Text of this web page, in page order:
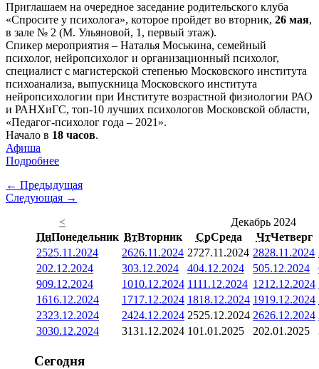
Приглашаем на очередное заседание родительского клуба
«Спросите у психолога», которое пройдет во вторник, 26 мая,
в зале № 2 (М. Ульяновой, 1, первый этаж).
Спикер мероприятия – Наталья Моськина, семейный
психолог, нейропсихолог и организационный психолог,
специалист с магистерской степенью Московского института
психоанализа, выпускница Московского института
нейропсихологии при Институте возрастной физиологии РАО
и РАНХиГС, топ-10 лучших психологов Московской области,
«Педагог-психолог года – 2021».
Начало в 18 часов.
Афиша
Подробнее
← Предыдущая
Следующая →
<
Декабрь 2024
ПнПонедельник ВтВторник СрСреда ЧтЧетверг
2525.11.2024 2626.11.2024 2727.11.2024 2828.11.2024
202.12.2024 303.12.2024 404.12.2024 505.12.2024
909.12.2024 1010.12.2024 1111.12.2024 1212.12.2024
1616.12.2024 1717.12.2024 1818.12.2024 1919.12.2024
2323.12.2024 2424.12.2024 2525.12.2024 2626.12.2024
3030.12.2024 3131.12.2024 101.01.2025 202.01.2025
Сегодня